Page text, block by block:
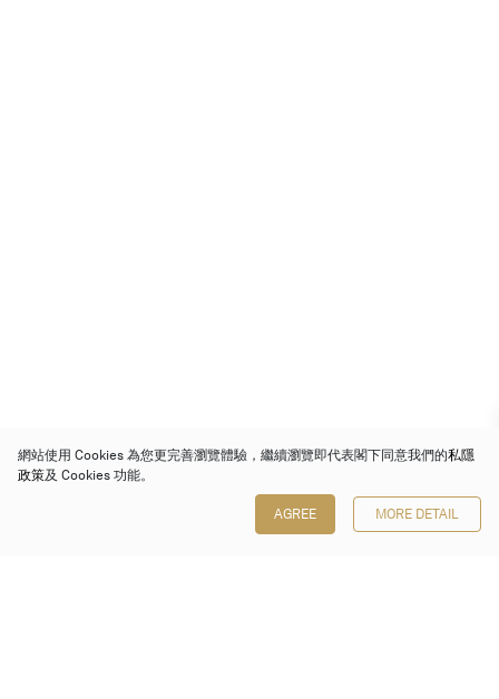
網站使用 Cookies 為您更完善瀏覽體驗，繼續瀏覽即代表閣下同意我們的私隱
政策及 Cookies 功能。
AGREE MORE DETAIL